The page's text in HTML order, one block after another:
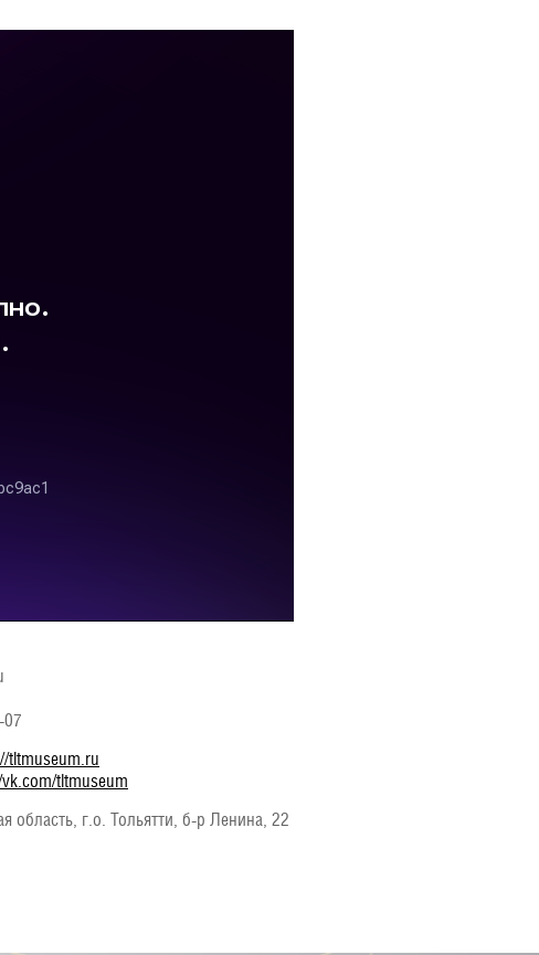
tltmuseum.ru
tltmuseum
область, г.о. Тольятти, б-р Ленина, 22